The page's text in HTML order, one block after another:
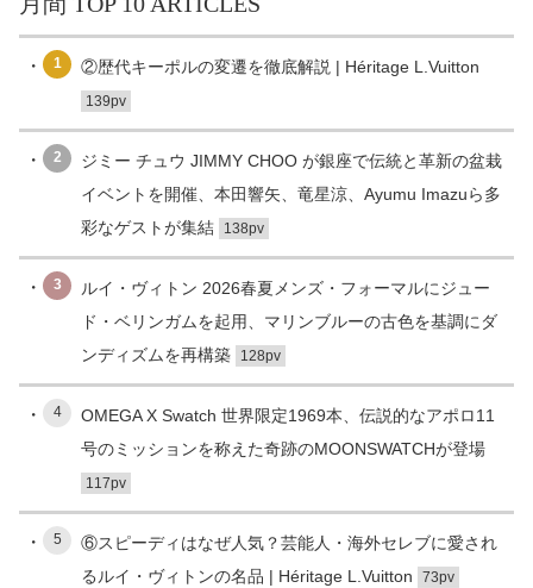
1 ②歴代キーポルの変遷を徹底解説 | Héritage L.Vuitton
139pv
2
ジミー チュウ JIMMY CHOO が銀座で伝統と革新の盆栽
イベントを開催、本田響矢、竜星涼、Ayumu Imazuら多
彩なゲストが集結
138pv
3
ルイ・ヴィトン 2026春夏メンズ・フォーマルにジュー
ド・ベリンガムを起用、マリンブルーの古色を基調にダ
ンディズムを再構築
128pv
4
OMEGA X Swatch 世界限定1969本、伝説的なアポロ11
号のミッションを称えた奇跡のMOONSWATCHが登場
117pv
5
⑥スピーディはなぜ人気？芸能人・海外セレブに愛され
るルイ・ヴィトンの名品 | Héritage L.Vuitton
73pv